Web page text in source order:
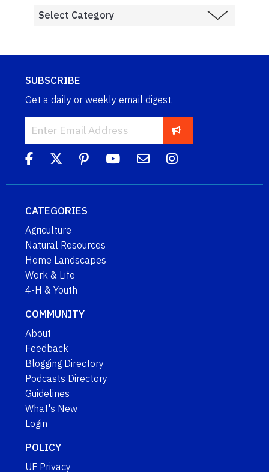
SUBSCRIBE
Get a daily or weekly email digest.
CATEGORIES
Agriculture
Natural Resources
Home Landscapes
Work & Life
4-H & Youth
COMMUNITY
About
Feedback
Blogging Directory
Podcasts Directory
Guidelines
What's New
Login
POLICY
UF Privacy